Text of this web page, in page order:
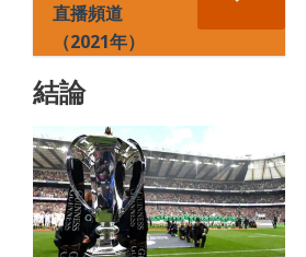
直播頻道
（2021年）
結論